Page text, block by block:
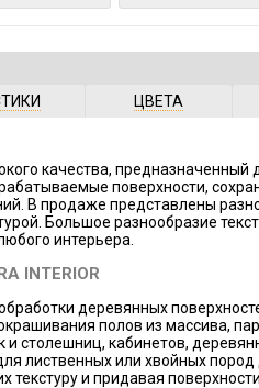
ЦВЕТА
качества, предназначенный
поверхности,
В продаже представлены
Большое разнообразие
интерьера.
INTERIOR
деревянных
полов из массива,
и столешниц, кабинетов,
лиственных или хвойных пород
текстуру и придавая